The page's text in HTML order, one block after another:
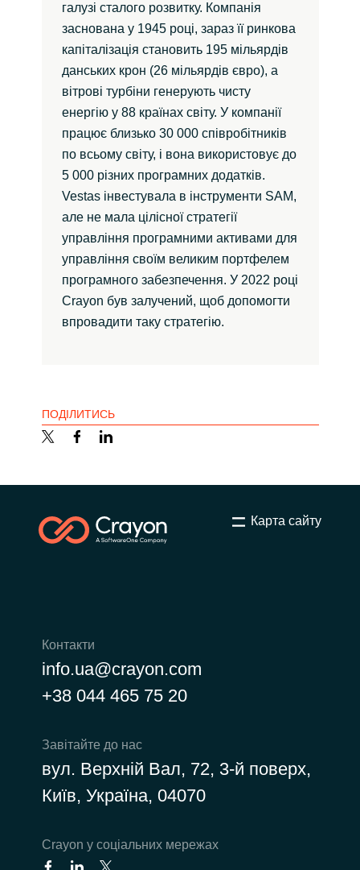
галузі сталого розвитку. Компанія
заснована у 1945 році, зараз її ринкова
капіталізація становить 195 мільярдів
данських крон (26 мільярдів євро), а
вітрові турбіни генерують чисту
енергію у 88 країнах світу. У компанії
працює близько 30 000 співробітників
по всьому світу, і вона використовує до
5 000 різних програмних додатків.
Vestas інвестувала в інструменти SAM,
але не мала цілісної стратегії
управління програмними активами для
управління своїм великим портфелем
програмного забезпечення. У 2022 році
Crayon був залучений, щоб допомогти
впровадити таку стратегію.
ПОДІЛИТИСЬ
Карта сайту
Контакти
info.ua@crayon.com
+38 044 465 75 20
Завітайте до нас
вул. Верхній Вал, 72, 3-й поверх,
Київ, Україна, 04070
Сrayon у соціальних мережах